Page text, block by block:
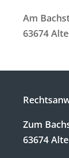
Am
63674
Zum
63674